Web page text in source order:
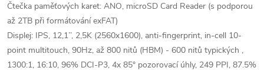
Čtečka paměťových karet: ANO, microSD Card Reader (s podporou
až 2TB při formátování exFAT)
Displej: IPS, 12,1’’, 2,5K (2560x1600), anti-fingerprint, in-cell 10-
point multitouch, 90Hz, až 800 nitů (HBM) - 600 nitů typických ,
1300:1, 16:10, 96% DCI-P3, 4x 85° pozorovací úhly, 249 PPI, 87.5%